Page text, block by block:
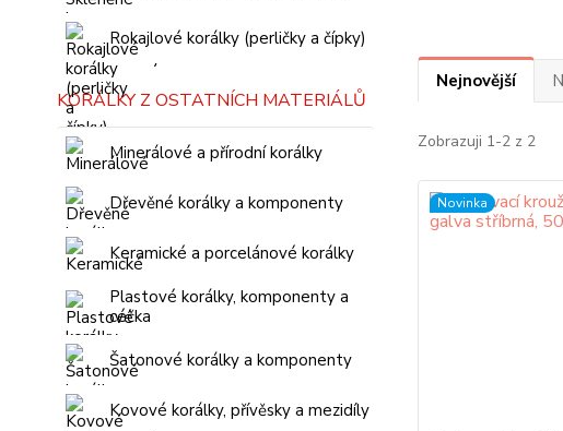
Rokajlové korálky (perličky a čípky)
KORÁLKY Z OSTATNÍCH MATERIÁLŮ
Minerálové a přírodní korálky
Dřevěné korálky a komponenty
Keramické a porcelánové korálky
Plastové korálky, komponenty a
céčka
Šatonové korálky a komponenty
Kovové korálky, přívěsky a mezidíly
Nejnovější
Zobrazuji 1-2 z 2
Novinka